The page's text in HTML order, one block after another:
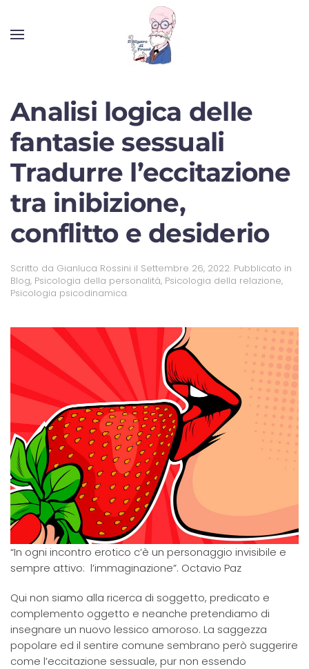
Analisi logica delle
fantasie sessuali
Tradurre l’eccitazione
tra inibizione,
conflitto e desiderio
Scritto da Gianluca Rossini il Settembre 26, 2022. Pubblicato in
Blog, Psicologia della personalità, Psicologia della relazione,
Psicologia psicodinamica.
“In ogni incontro erotico c’è un personaggio invisibile e
sempre attivo: l’immaginazione”. Octavio Paz
Qui non siamo alla ricerca di soggetto, predicato e
complemento oggetto e neanche pretendiamo di
insegnare un nuovo lessico amoroso. La saggezza
popolare ed il sentire comune sembrano però suggerire
come l’eccitazione sessuale, pur non essendo